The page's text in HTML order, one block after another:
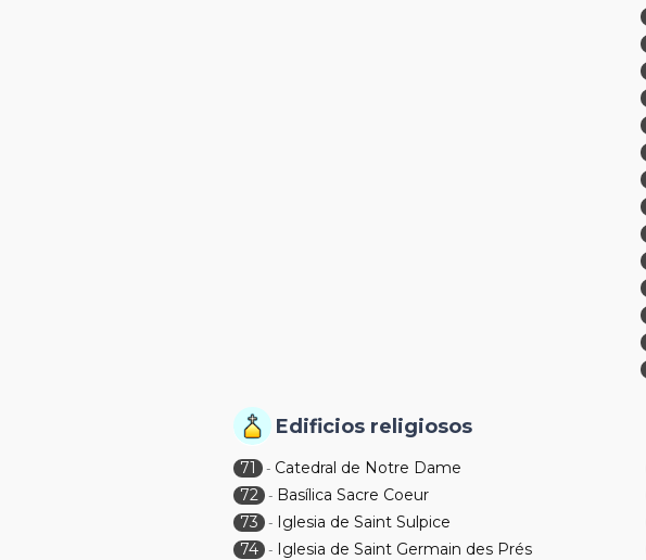
Edificios religiosos
71 - Catedral de Notre Dame
72 - Basílica Sacre Coeur
73
- Iglesia de Saint Sulpice
74 - Iglesia de Saint Germain des Prés